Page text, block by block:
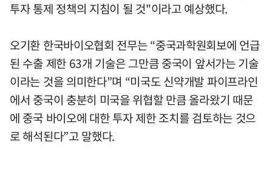
투자 통제 정책의 지침이 될 것"이라고 예상했다.
오기환 한국바이오협회 전무는 “중국과학원회보에 언급
된 수출 제한 63개 기술은 그만큼 중국이 앞서가는 기술
이라는 것을 의미한다”며 “미국도 신약개발 파이프라인
에서 중국이 충분히 미국을 위협할 만큼 올라왔기 때문
에 중국 바이오에 대한 투자 제한 조치를 검토하는 것으
로 해석된다”고 말했다.